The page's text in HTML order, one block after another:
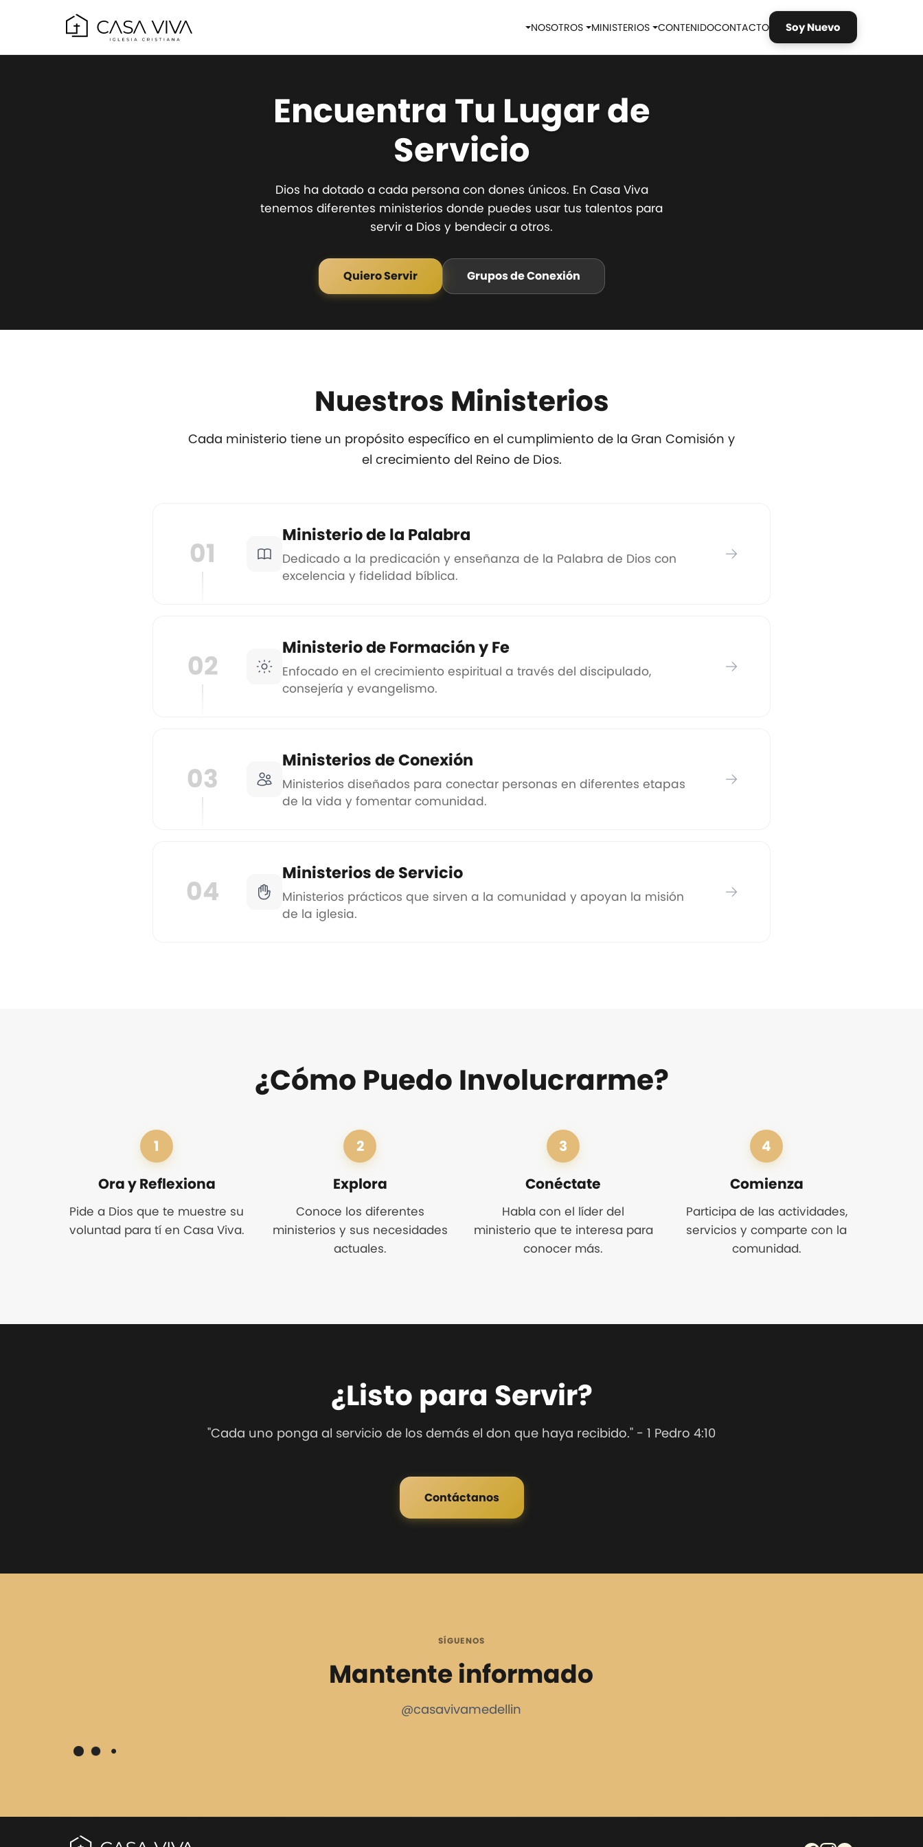
NOSOTROS MINISTERIOS CONTENIDOCONTACTO Soy Nuevo
Encuentra Tu Lugar de
Servicio
Dios ha dotado a cada persona con dones únicos. En Casa Viva
tenemos diferentes ministerios donde puedes usar tus talentos para
servir a Dios y bendecir a otros.
Quiero Servir Grupos de Conexión
Nuestros Ministerios
Cada ministerio tiene un propósito específico en el cumplimiento de la Gran Comisión y
el crecimiento del Reino de Dios.
01
Ministerio de la Palabra
Dedicado a la predicación y enseñanza de la Palabra de Dios con
excelencia y fidelidad bíblica.
02
Ministerio de Formación y Fe
Enfocado en el crecimiento espiritual a través del discipulado,
consejería y evangelismo.
03
Ministerios de Conexión
Ministerios diseñados para conectar personas en diferentes etapas
de la vida y fomentar comunidad.
04
Ministerios de Servicio
Ministerios prácticos que sirven a la comunidad y apoyan la misión
de la iglesia.
¿Cómo Puedo Involucrarme?
1
Ora y Reflexiona
Pide a Dios que te muestre su
voluntad para tí en Casa Viva.
2
Explora
Conoce los diferentes
ministerios y sus necesidades
actuales.
3
Conéctate
Habla con el líder del
ministerio que te interesa para
conocer más.
4
Comienza
Participa de las actividades,
servicios y comparte con la
comunidad.
¿Listo para Servir?
"Cada uno ponga al servicio de los demás el don que haya recibido." - 1 Pedro 4:10
Contáctanos
SÍGUENOS
Mantente informado
@casavivamedellin